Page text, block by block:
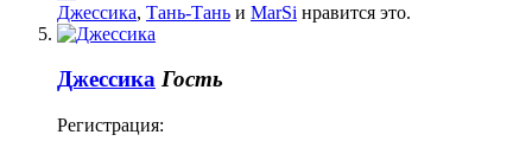
Джессика, Тань-Тань и MarSi нравится это.
Джессика Гость
Регистрация: